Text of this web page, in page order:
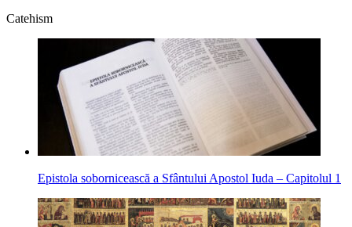
Catehism
Epistola sobornicească a Sfântului Apostol Iuda – Capitolul 1